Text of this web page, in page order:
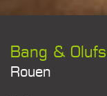
Bang &
Rouen